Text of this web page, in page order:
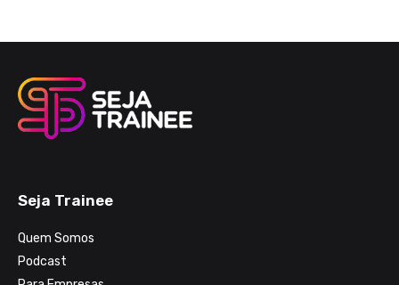
Seja Trainee
Quem Somos
Podcast